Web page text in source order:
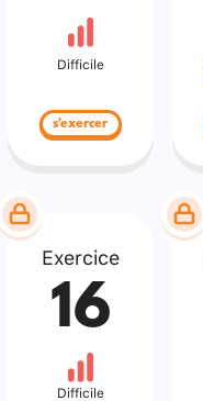
Difficile
s'exercer
Exercice
16
Difficile